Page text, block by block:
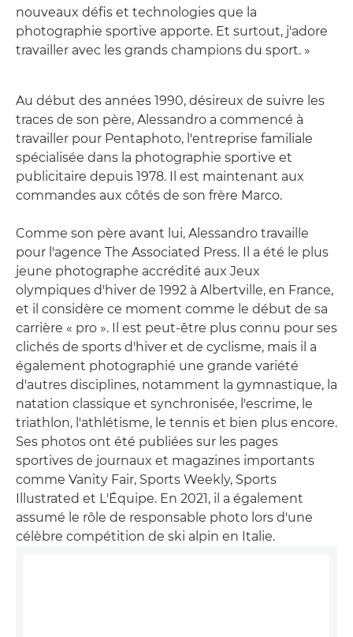
nouveaux défis et technologies que la
photographie sportive apporte. Et surtout, j'adore
travailler avec les grands champions du sport. »
Au début des années 1990, désireux de suivre les
traces de son père, Alessandro a commencé à
travailler pour Pentaphoto, l'entreprise familiale
spécialisée dans la photographie sportive et
publicitaire depuis 1978. Il est maintenant aux
commandes aux côtés de son frère Marco.
Comme son père avant lui, Alessandro travaille
pour l'agence The Associated Press. Il a été le plus
jeune photographe accrédité aux Jeux
olympiques d'hiver de 1992 à Albertville, en France,
et il considère ce moment comme le début de sa
carrière « pro ». Il est peut-être plus connu pour ses
clichés de sports d'hiver et de cyclisme, mais il a
également photographié une grande variété
d'autres disciplines, notamment la gymnastique, la
natation classique et synchronisée, l'escrime, le
triathlon, l'athlétisme, le tennis et bien plus encore.
Ses photos ont été publiées sur les pages
sportives de journaux et magazines importants
comme Vanity Fair, Sports Weekly, Sports
Illustrated et L'Équipe. En 2021, il a également
assumé le rôle de responsable photo lors d'une
célèbre compétition de ski alpin en Italie.